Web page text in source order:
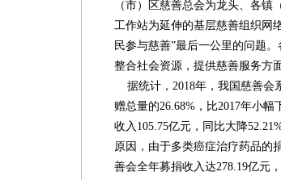
（市）区慈善总会为龙头、各
工作站为延伸的基层慈善组织网
民参与慈善”最后一公里的问题
整合社会资源，提供慈善服务方
据统计，2018年，我国慈善会
赠总量的26.68%，比2017年小
收入105.75亿元，同比大降
原因，由于多类癌症治疗药品的
善会全年募捐收入达278.19亿元